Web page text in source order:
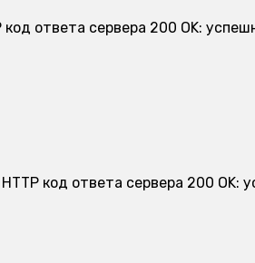
ответа сервера 200 OK:
код ответа сервера 200